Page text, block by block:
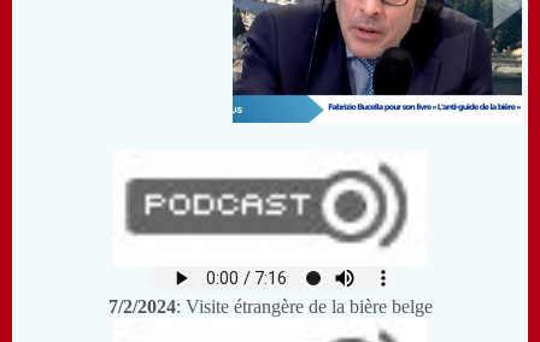
7/2/2024: Visite étrangère de la bière belge